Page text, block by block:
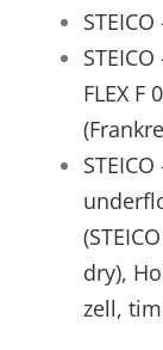
FLEX F
dry),
zell,